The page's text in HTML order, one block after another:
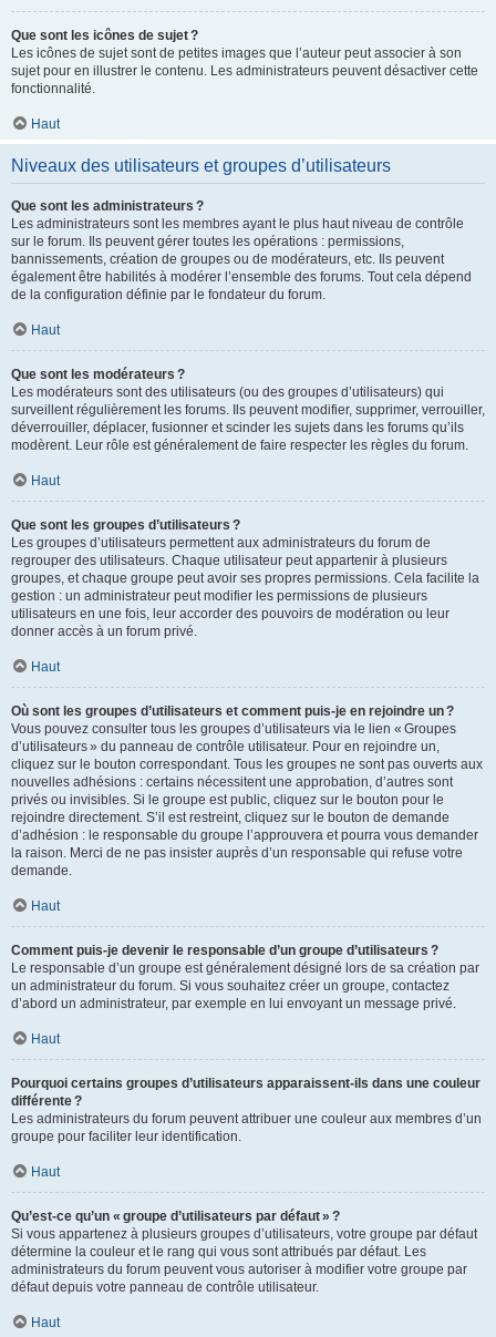
Que sont les icônes de sujet ?
Les icônes de sujet sont de petites images que l’auteur peut associer à son
sujet pour en illustrer le contenu. Les administrateurs peuvent désactiver cette
fonctionnalité.
Haut
Niveaux des utilisateurs et groupes d’utilisateurs
Que sont les administrateurs ?
Les administrateurs sont les membres ayant le plus haut niveau de contrôle
sur le forum. Ils peuvent gérer toutes les opérations : permissions,
bannissements, création de groupes ou de modérateurs, etc. Ils peuvent
également être habilités à modérer l’ensemble des forums. Tout cela dépend
de la configuration définie par le fondateur du forum.
Haut
Que sont les modérateurs ?
Les modérateurs sont des utilisateurs (ou des groupes d’utilisateurs) qui
surveillent régulièrement les forums. Ils peuvent modifier, supprimer, verrouiller,
déverrouiller, déplacer, fusionner et scinder les sujets dans les forums qu’ils
modèrent. Leur rôle est généralement de faire respecter les règles du forum.
Haut
Que sont les groupes d’utilisateurs ?
Les groupes d’utilisateurs permettent aux administrateurs du forum de
regrouper des utilisateurs. Chaque utilisateur peut appartenir à plusieurs
groupes, et chaque groupe peut avoir ses propres permissions. Cela facilite la
gestion : un administrateur peut modifier les permissions de plusieurs
utilisateurs en une fois, leur accorder des pouvoirs de modération ou leur
donner accès à un forum privé.
Haut
Où sont les groupes d’utilisateurs et comment puis-je en rejoindre un ?
Vous pouvez consulter tous les groupes d’utilisateurs via le lien « Groupes
d’utilisateurs » du panneau de contrôle utilisateur. Pour en rejoindre un,
cliquez sur le bouton correspondant. Tous les groupes ne sont pas ouverts aux
nouvelles adhésions : certains nécessitent une approbation, d’autres sont
privés ou invisibles. Si le groupe est public, cliquez sur le bouton pour le
rejoindre directement. S’il est restreint, cliquez sur le bouton de demande
d’adhésion : le responsable du groupe l’approuvera et pourra vous demander
la raison. Merci de ne pas insister auprès d’un responsable qui refuse votre
demande.
Haut
Comment puis-je devenir le responsable d’un groupe d’utilisateurs ?
Le responsable d’un groupe est généralement désigné lors de sa création par
un administrateur du forum. Si vous souhaitez créer un groupe, contactez
d’abord un administrateur, par exemple en lui envoyant un message privé.
Haut
Pourquoi certains groupes d’utilisateurs apparaissent-ils dans une couleur
différente ?
Les administrateurs du forum peuvent attribuer une couleur aux membres d’un
groupe pour faciliter leur identification.
Haut
Qu’est-ce qu’un « groupe d’utilisateurs par défaut » ?
Si vous appartenez à plusieurs groupes d’utilisateurs, votre groupe par défaut
détermine la couleur et le rang qui vous sont attribués par défaut. Les
administrateurs du forum peuvent vous autoriser à modifier votre groupe par
défaut depuis votre panneau de contrôle utilisateur.
Haut